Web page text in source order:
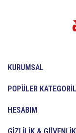
KURUMSAL
POPÜLER
HESABIM